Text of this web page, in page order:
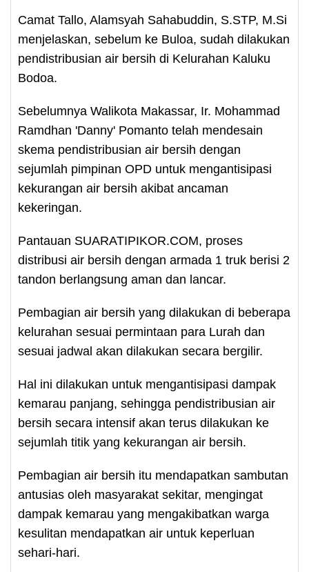
Camat Tallo, Alamsyah Sahabuddin, S.STP, M.Si
menjelaskan, sebelum ke Buloa, sudah dilakukan
pendistribusian air bersih di Kelurahan Kaluku
Bodoa.
Sebelumnya Walikota Makassar, Ir. Mohammad
Ramdhan 'Danny' Pomanto telah mendesain
skema pendistribusian air bersih dengan
sejumlah pimpinan OPD untuk mengantisipasi
kekurangan air bersih akibat ancaman
kekeringan.
Pantauan SUARATIPIKOR.COM, proses
distribusi air bersih dengan armada 1 truk berisi 2
tandon berlangsung aman dan lancar.
Pembagian air bersih yang dilakukan di beberapa
kelurahan sesuai permintaan para Lurah dan
sesuai jadwal akan dilakukan secara bergilir.
Hal ini dilakukan untuk mengantisipasi dampak
kemarau panjang, sehingga pendistribusian air
bersih secara intensif akan terus dilakukan ke
sejumlah titik yang kekurangan air bersih.
Pembagian air bersih itu mendapatkan sambutan
antusias oleh masyarakat sekitar, mengingat
dampak kemarau yang mengakibatkan warga
kesulitan mendapatkan air untuk keperluan
sehari-hari.